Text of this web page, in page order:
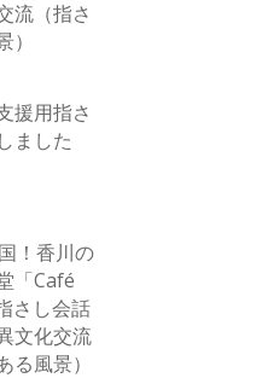
流（指さ
）
援用指さ
ました
！香川の
「Café
さし会話
文化交流
る風景）